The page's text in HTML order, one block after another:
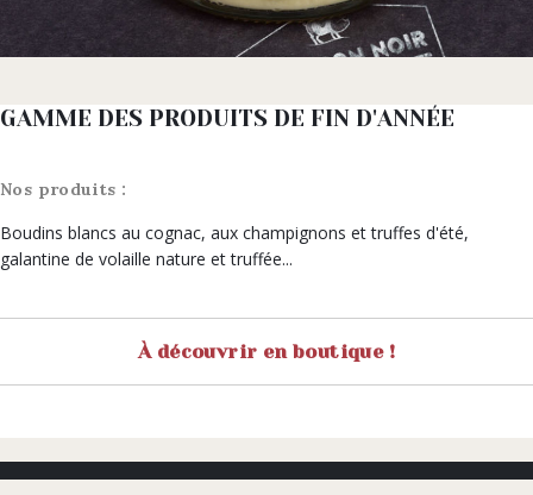
GAMME DES PRODUITS DE FIN D'ANNÉE
Nos produits :
Boudins blancs au cognac, aux champignons et truffes d'été,
galantine de volaille nature et truffée...
À découvrir en boutique !